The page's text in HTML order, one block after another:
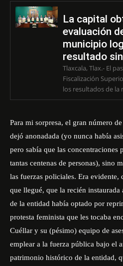
La capital
evaluación
municipio
resultado
Tlaxcala, Tlax.- El
Fiscalización
los resultados de la
Para mi sorpresa, el gran número
dejó anonadada (yo nunca había
pero sabía que las concentraciones
tantas centenas de personas), sino
las fuerzas policiales. Era evidente,
que llegué, que la recién
de la entidad había optado por
protesta feminista que les tocaba
Cuéllar y su (pésimo) equipo de
emplear a la fuerza pública bajo el
patrimonio histórico de la entidad,